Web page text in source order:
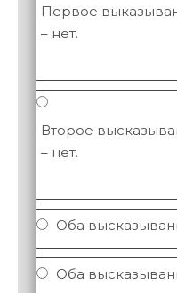
Первое
– нет.
Второе
– нет.
Оба
Оба